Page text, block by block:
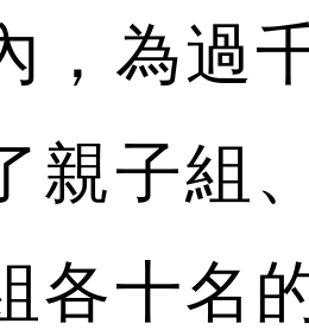
，為過
親子組
各十名